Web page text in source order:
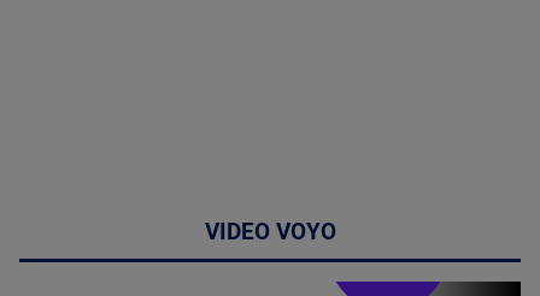
VIDEO VOYO